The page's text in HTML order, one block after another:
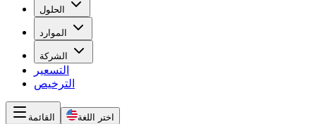
الحلول
الموارد
الشركة
التسعير
الترخيص
القائمة اختر اللغة